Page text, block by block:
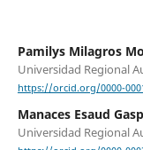
Pamilys Milagros
Universidad Regional
https://orcid.org/0000-
Manaces Esaud
Universidad Regional